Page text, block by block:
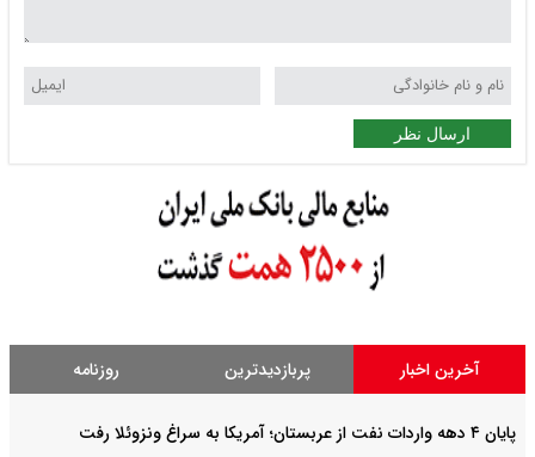
پربازدیدترین روزنامه